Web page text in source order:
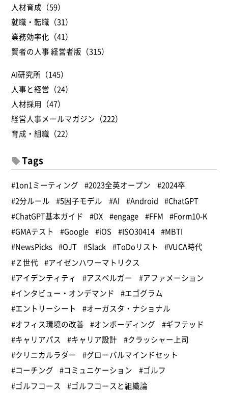
人材育成（59）
就職・転職（31）
業務効率化（41）
賢者の人事 経営者版（315）
AI研究所（145）
人事と経営（24）
人材採用（47）
経営人事メールマガジン（222）
育成・組織（22）
Tags
#1on1ミーティング #2023全英オープン
#2024卒
#2分ルール
#5因子モデル #AI #Android #ChatGPT
#ChatGPT基本ガイド
#DX #engage #FFM #Form10-K
#GMAテスト
#Google #iOS #ISO30414 #MBTI
#NewsPicks #OJT #Slack #ToDoリスト
#VUCA時代
#Ｚ世代
#アイゼンハワーマトリクス
#アイデンティティ
#アスペルガー
#アファメーション
#インタビュー・オンデマンド
#エゴグラム
#エントリーシート
#オーガスタ・ナショナル
#オフィス環境の改善
#オンボーディング
#ギフテッド
#キャリアパス
#キャリア設計
#クラッシャー上司
#クリニカルラダー
#グローバルマインドセット
#コーチング
#コミュニケーション
#ゴルフ
#ゴルフコース
#ゴルフコースと組織論